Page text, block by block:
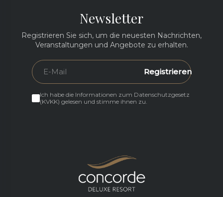
Newsletter
Registrieren Sie sich, um die neuesten Nachrichten,
Veranstaltungen und Angebote zu erhalten.
Registrieren
Ich habe die Informationen zum Datenschutzgesetz
(KVKK) gelesen und stimme ihnen zu.